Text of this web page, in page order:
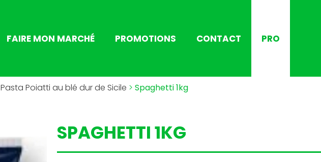
FAIRE MON MARCHÉ PROMOTIONS CONTACT PRO
Pasta Poiatti au blé dur de Sicile > Spaghetti 1kg
SPAGHETTI 1KG